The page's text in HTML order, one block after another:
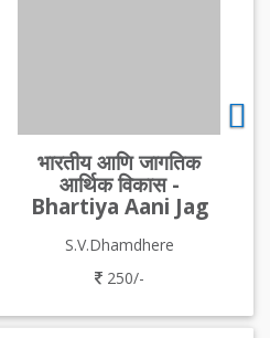
भारतीय आणि जागतिक
आर्थिक विकास -
Bhartiya Aani Jag
S.V.Dhamdhere
250/-